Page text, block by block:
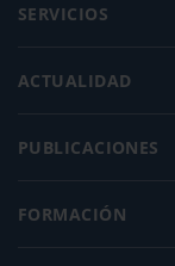
SERVICIOS
ACTUALIDAD
PUBLICACIONES
FORMACIÓN